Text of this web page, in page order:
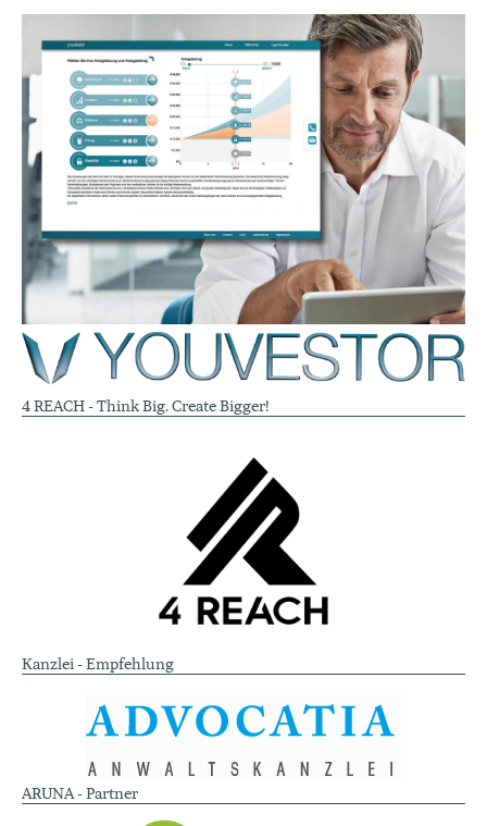
4 REACH - Think Big. Create Bigger!
Kanzlei - Empfehlung
ARUNA - Partner